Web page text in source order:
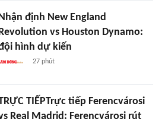
định New England
vs Houston Dynamo:
hình dự kiến
27 phút
TIẾPTrực tiếp Ferencvárosi
Real Madrid: Ferencvárosi rút